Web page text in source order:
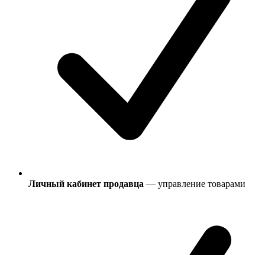
Личный кабинет продавца — управление товарами